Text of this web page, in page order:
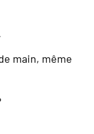
main, même